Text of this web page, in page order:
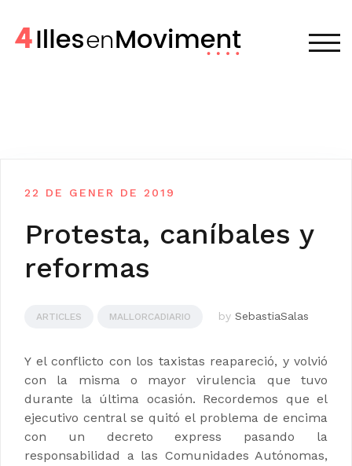
content
22 DE GENER DE 2019
Protesta, caníbales y
reformas
ARTICLES MALLORCADIARIO by SebastiaSalas
Y el conflicto con los taxistas reapareció, y volvió
con la misma o mayor virulencia que tuvo
durante la última ocasión. Recordemos que el
ejecutivo central se quitó el problema de encima
con un decreto express pasando la
responsabilidad a las Comunidades Autónomas,